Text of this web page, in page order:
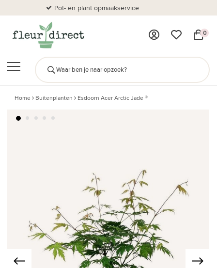
Pot- en plant opmaakservice
0
Home Buitenplanten Esdoorn Acer Arctic Jade ®